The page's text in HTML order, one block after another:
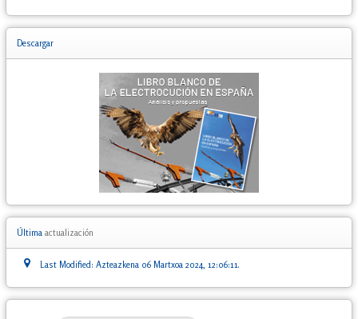
Descargar
Última actualización
Last Modified: Azteazkena 06 Martxoa 2024, 12:06:11.